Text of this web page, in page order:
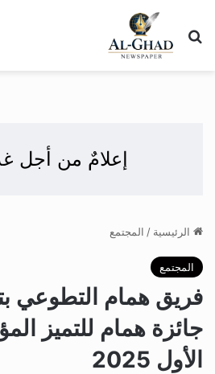
بحث عن
إعلامٌ من أجل
الرئيسية / المجتمع
المجتمع
فريق همام التطوعي
جائزة همام للتميز
الأول 2025